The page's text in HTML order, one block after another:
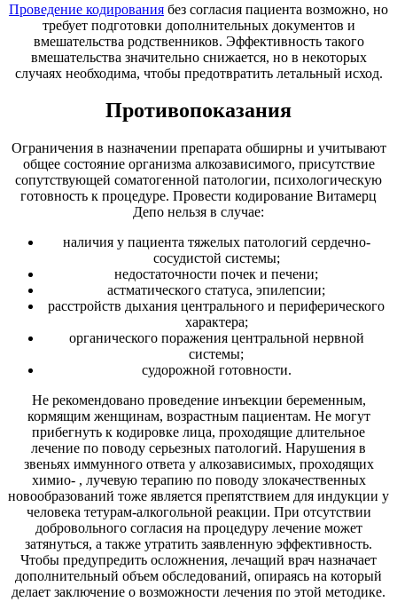
Проведение кодирования без согласия пациента возможно, но
требует подготовки дополнительных документов и
вмешательства родственников. Эффективность такого
вмешательства значительно снижается, но в некоторых
случаях необходима, чтобы предотвратить летальный исход.
Противопоказания
Ограничения в назначении препарата обширны и учитывают
общее состояние организма алкозависимого, присутствие
сопутствующей соматогенной патологии, психологическую
готовность к процедуре. Провести кодирование Витамерц
Депо нельзя в случае:
наличия у пациента тяжелых патологий сердечно-
сосудистой системы;
недостаточности почек и печени;
астматического статуса, эпилепсии;
расстройств дыхания центрального и периферического
характера;
органического поражения центральной нервной
системы;
судорожной готовности.
Не рекомендовано проведение инъекции беременным,
кормящим женщинам, возрастным пациентам. Не могут
прибегнуть к кодировке лица, проходящие длительное
лечение по поводу серьезных патологий. Нарушения в
звеньях иммунного ответа у алкозависимых, проходящих
химио- , лучевую терапию по поводу злокачественных
новообразований тоже является препятствием для индукции у
человека тетурам-алкогольной реакции. При отсутствии
добровольного согласия на процедуру лечение может
затянуться, а также утратить заявленную эффективность.
Чтобы предупредить осложнения, лечащий врач назначает
дополнительный объем обследований, опираясь на который
делает заключение о возможности лечения по этой методике.